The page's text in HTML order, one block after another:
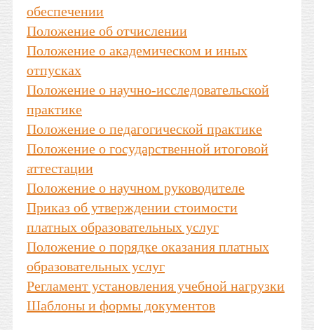
обеспечении
Положение об отчислении
Положение о академическом и иных
отпусках
Положение о научно-исследовательской
практике
Положение о педагогической практике
Положение о государственной итоговой
аттестации
Положение о научном руководителе
Приказ об утверждении стоимости
платных образовательных услуг
Положение о порядке оказания платных
образовательных услуг
Регламент установления учебной нагрузки
Шаблоны и формы документов